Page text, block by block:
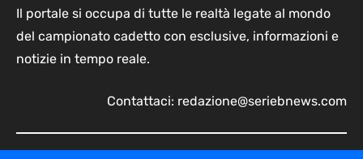
Il portale si occupa di tutte le realtà legate al mondo
del campionato cadetto con esclusive, informazioni e
notizie in tempo reale.
Contattaci: redazione@seriebnews.com